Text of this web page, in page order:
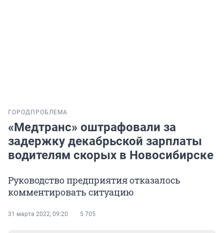
ГОРОД ПРОБЛЕМА
«Медтранс» оштрафовали за
задержку декабрьской зарплаты
водителям скорых в Новосибирске
Руководство предприятия отказалось
комментировать ситуацию
31 марта 2022, 09:20 5 705